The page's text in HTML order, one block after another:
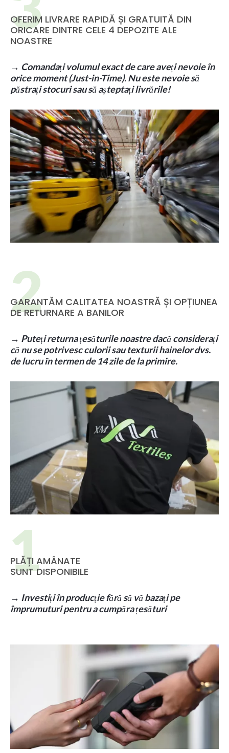
OFERIM LIVRARE RAPIDĂ ȘI GRATUITĂ DIN
ORICARE DINTRE CELE 4 DEPOZITE ALE
NOASTRE
→ Comandați volumul exact de care aveți nevoie în
orice moment (Just-in-Time). Nu este nevoie să
păstrați stocuri sau să așteptați livrările!
GARANTĂM CALITATEA NOASTRĂ ȘI OPȚIUNEA
DE RETURNARE A BANILOR
→ Puteți returna țesăturile noastre dacă considerați
că nu se potrivesc culorii sau texturii hainelor dvs.
de lucru în termen de 14 zile de la primire.
PLĂȚI AMÂNATE
SUNT DISPONIBILE
→ Investiți în producție fără să vă bazați pe
împrumuturi pentru a cumpăra țesături